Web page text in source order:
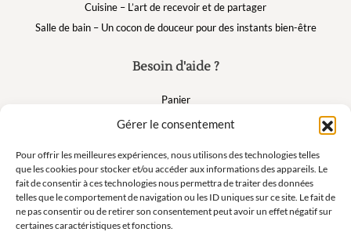
Gérer le consentement
Pour offrir les meilleures expériences, nous utilisons des technologies telles
que les cookies pour stocker et/ou accéder aux informations des appareils. Le
fait de consentir à ces technologies nous permettra de traiter des données
telles que le comportement de navigation ou les ID uniques sur ce site. Le fait de
ne pas consentir ou de retirer son consentement peut avoir un effet négatif sur
certaines caractéristiques et fonctions.
Besoin d'aide ?
Panier
FAQ
Suivez nous
Cuisine – L’art de recevoir et de partager
Salle de bain – Un cocon de douceur pour des instants bien-être